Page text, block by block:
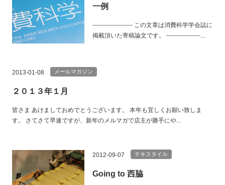
一例
-------------------- この文章は消費科学学会誌に
掲載頂いた寄稿論文です。 -----------------...
2013-01-08 メールマガジン
２０１３年１月
皆さま あけましておめでとうございます。 本年も宜しくお願い致しま
す。 さてさて早速ですが、新年のメルマガで店主が勝手にや...
2012-09-07 テキスタイル
Going to 西脇